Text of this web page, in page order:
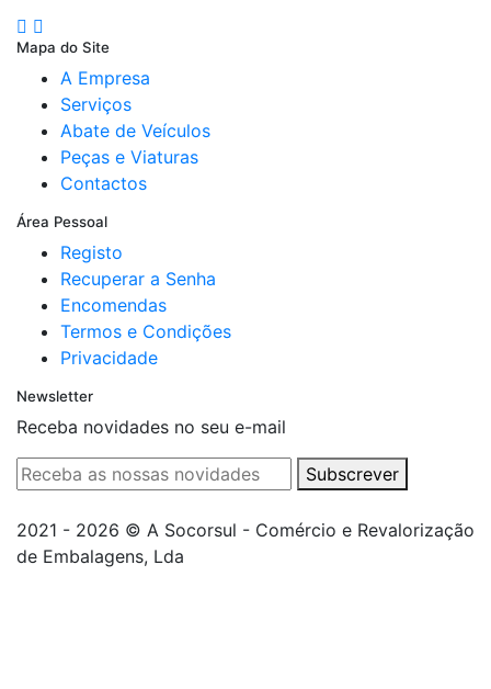
Mapa do Site
A Empresa
Serviços
Abate de Veículos
Peças e Viaturas
Contactos
Área Pessoal
Registo
Recuperar a Senha
Encomendas
Termos e Condições
Privacidade
Newsletter
Receba novidades no seu e-mail
Subscrever
2021 - 2026 © A Socorsul - Comércio e Revalorização
de Embalagens, Lda